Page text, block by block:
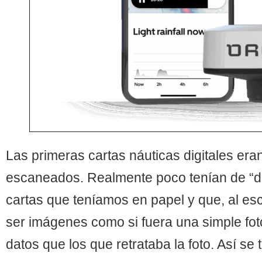
Las primeras cartas náuticas digitales
escaneados. Realmente poco tenían de
cartas que teníamos en papel y que, al
ser imágenes como si fuera una simple
datos que los que retrataba la foto. Así se